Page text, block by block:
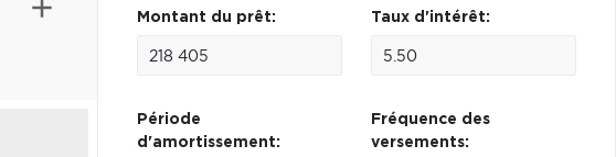
Montant du prêt: Taux d'intérêt:
Période
d'amortissement:
Fréquence des
versements: